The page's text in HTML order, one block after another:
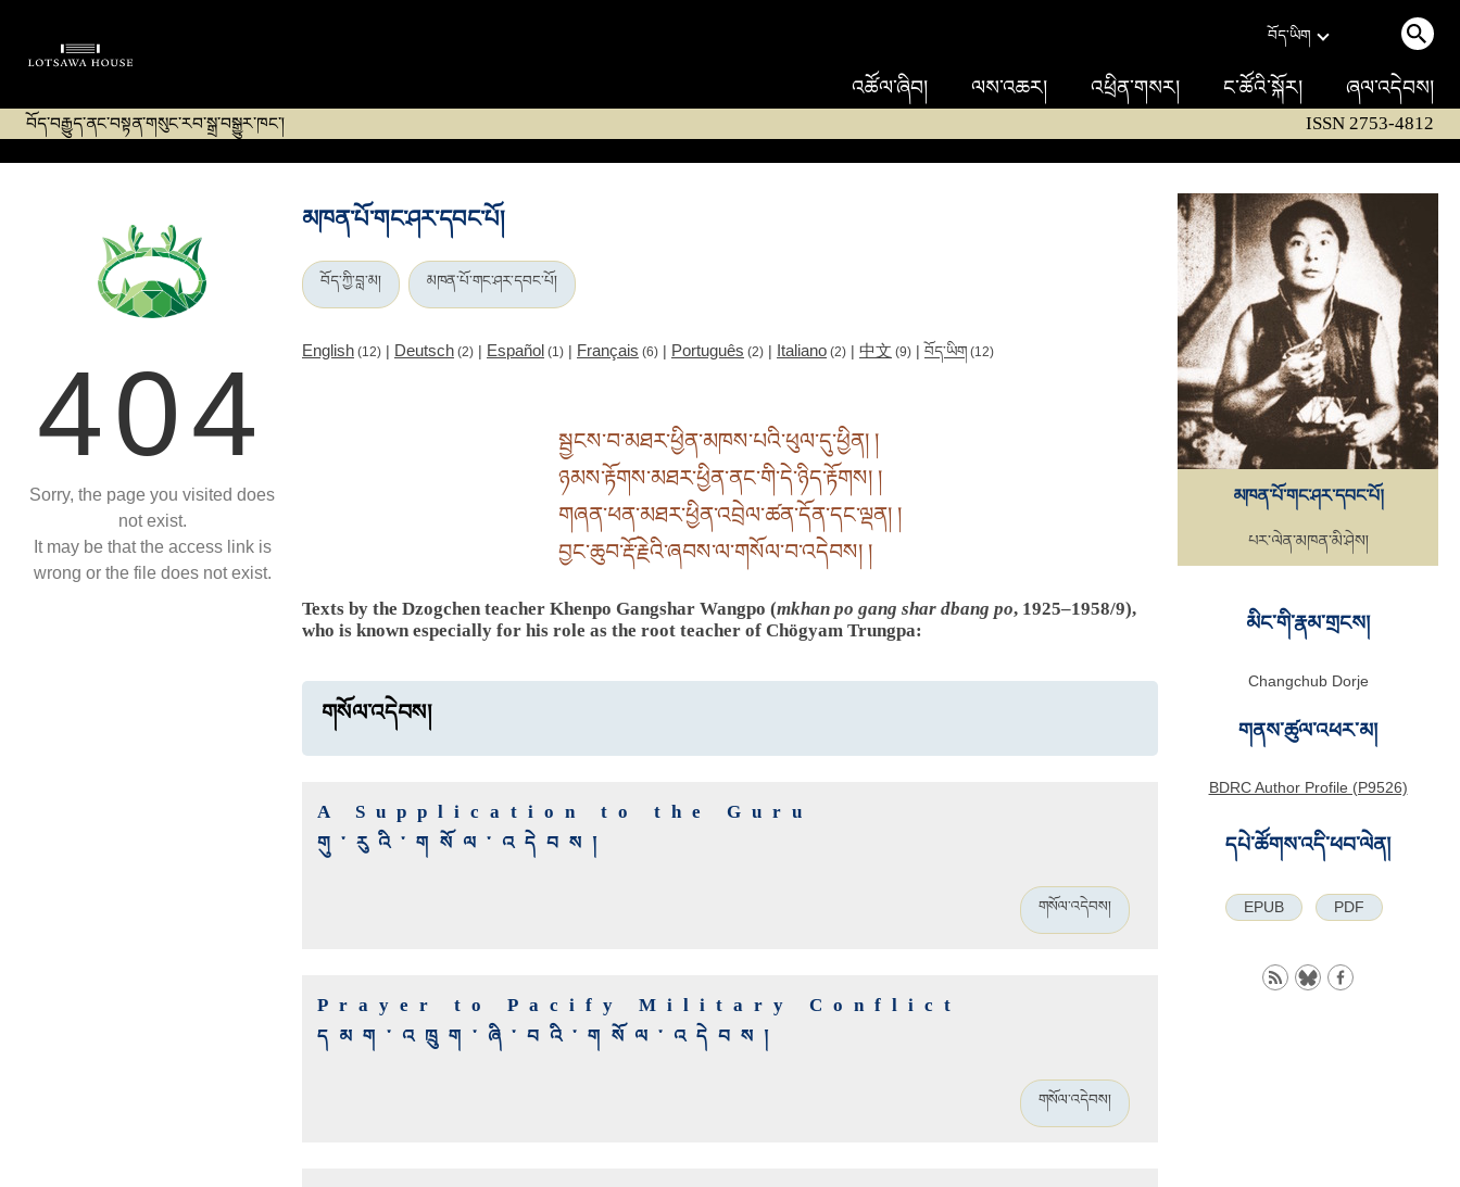
བོད་ཡིག
འཚོལ་ཞིབ། ལས་འཆར། འཕྲིན་གསར། ང་ཚོའི་སྐོར། ཞལ་འདེབས།
བོད་བརྒྱུད་ནང་བསྟན་གསུང་རབ་སྒྲ་བསྒྱུར་ཁང་། ISSN 2753-4812
404
Sorry, the page you visited does
not exist.
It may be that the access link is
wrong or the file does not exist.
མཁན་པོ་གང་ཤར་དབང་པོ།
བོད་ཀྱི་བླ་མ། མཁན་པོ་གང་ཤར་དབང་པོ།
English (12) | Deutsch (2) | Español (1) | Français (6) | Português (2) | Italiano (2) | 中文 (9) | བོད་ཡིག (12)
སྦྱངས་བ་མཐར་ཕྱིན་མཁས་པའི་ཕུལ་དུ་ཕྱིན། །
ཉམས་རྟོགས་མཐར་ཕྱིན་ནང་གི་དེ་ཉིད་རྟོགས། །
གཞན་ཕན་མཐར་ཕྱིན་འབྲེལ་ཚན་དོན་དང་ལྡན། །
བྱང་ཆུབ་རྡོ་རྗེའི་ཞབས་ལ་གསོལ་བ་འདེབས། །
Texts by the Dzogchen teacher Khenpo Gangshar Wangpo (mkhan po gang shar dbang po, 1925–1958/9),
who is known especially for his role as the root teacher of Chögyam Trungpa:
གསོལ་འདེབས།
A Supplication to the Guru
གུ་རུའི་གསོལ་འདེབས།
གསོལ་འདེབས།
Prayer to Pacify Military Conflict
དམག་འཁྲུག་ཞི་བའི་གསོལ་འདེབས།
གསོལ་འདེབས།
མཁན་པོ་གང་ཤར་དབང་པོ།
པར་ལེན་མཁན་མི་ཤེས།
མིང་གི་རྣམ་གྲངས།
Changchub Dorje
གནས་ཚུལ་འཕར་མ།
BDRC Author Profile (P9526)
དཔེ་ཚོགས་འདི་ཕབ་ལེན།
EPUB PDF